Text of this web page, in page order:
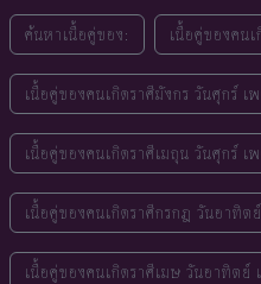
ค้นหาเนื้อคู่ของ: เนื้อคู่ของคน
เนื้อคู่ของคนเกิดราศีมังกร วันศุกร์ เ
เนื้อคู่ของคนเกิดราศีเมถุน วันศุกร์
เนื้อคู่ของคนเกิดราศีกรกฎ วันอาทิต
เนื้อคู่ของคนเกิดราศีเมษ วันอาทิตย์